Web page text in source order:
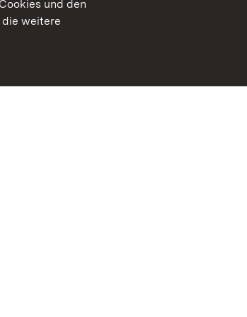
und den
die weitere